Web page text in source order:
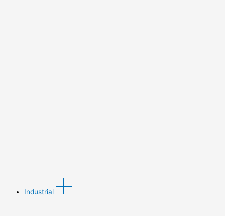
Industrial